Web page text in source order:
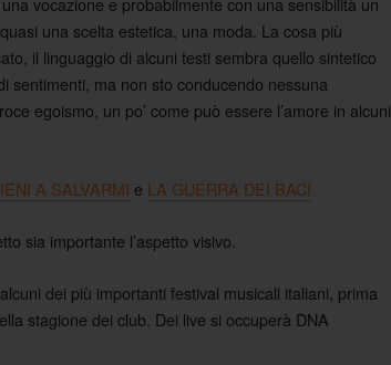
una scelta estetica, una moda. La cosa più
il linguaggio di alcuni testi sembra quello sintetico
sentimenti, ma non sto conducendo nessuna
egoismo, un po’ come può essere l’amore in alcuni
A SALVARMI e LA GUERRA DEI BACI
sia importante l’aspetto visivo.
dei più importanti festival musicali italiani, prima
stagione dei club. Dei live si occuperà DNA